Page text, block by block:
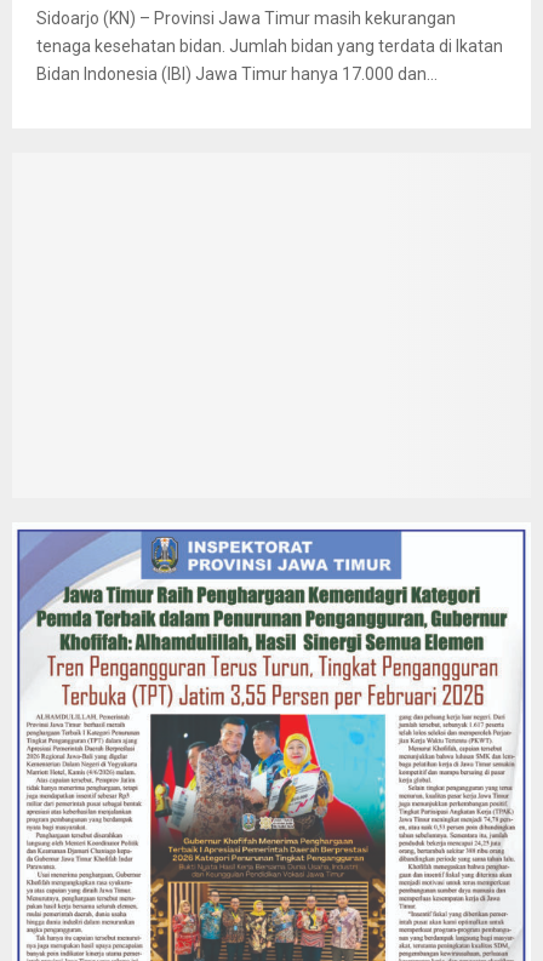
Sidoarjo (KN) – Provinsi Jawa Timur masih kekurangan
tenaga kesehatan bidan. Jumlah bidan yang terdata di Ikatan
Bidan Indonesia (IBI) Jawa Timur hanya 17.000 dan...